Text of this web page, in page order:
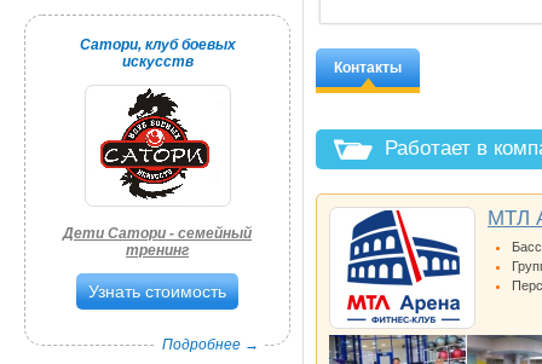
Сатори, клуб боевых
искусств
Дети Сатори - семейный
тренинг
Узнать стоимость
Подробнее →
Контакты
Работает в
МТЛ